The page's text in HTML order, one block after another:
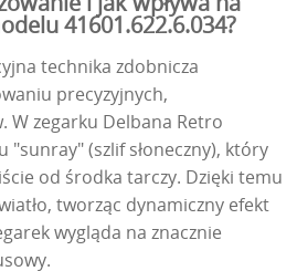
41601.622.6.034?
technika zdobnicza
precyzyjnych,
W zegarku Delbana Retro
"sunray" (szlif słoneczny), który
od środka tarczy. Dzięki temu
tworząc dynamiczny efekt
wygląda na znacznie